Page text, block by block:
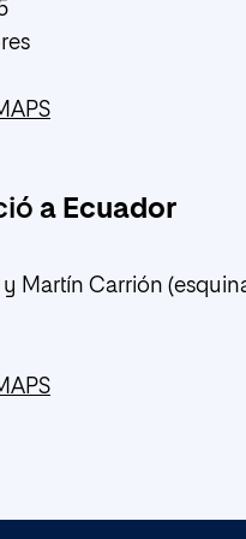
a Ecuador
y Martín Carrión